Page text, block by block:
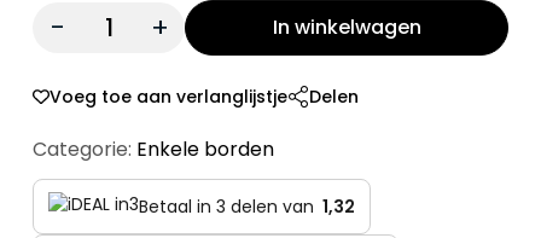
Quantity: In winkelwagen
Voeg toe aan verlanglijstje Delen
Categorie: Enkele borden
Betaal in 3 delen van 1,32